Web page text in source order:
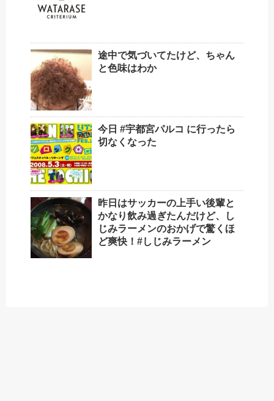
途中で気づいてたけど、ちゃん
と色味はわか
今日 #宇都宮パルコ に行ったら
切なくなった
昨日はサッカーの上手い後輩と
かなり飲み過ぎたんだけど、し
じみラーメンのおかげで驚くほ
ど爽快！#しじみラーメン